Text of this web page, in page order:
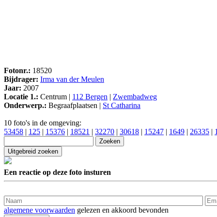
Fotonr.: 18520
Bijdrager: Irma van der Meulen
Jaar: 2007
Locatie 1.: Centrum | 112 Bergen
Zwembadweg
Onderwerp.: Begraafplaatsen | St Catharina
10 foto's in de omgeving:
53458
125 15376 18521 32270 30618 15247 1649 26335
Een reactie op deze foto insturen
algemene voorwaarden gelezen en akkoord bevonden